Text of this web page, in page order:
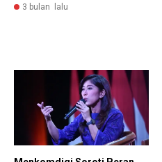
3 bulan lalu